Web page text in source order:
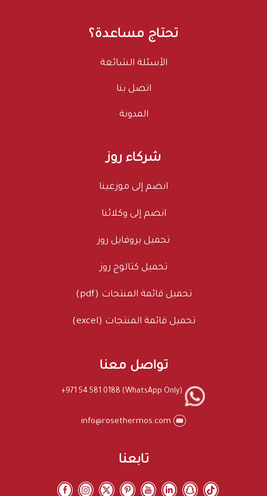
تحتاج مساعدة؟
الأسئلة الشائعة
اتصل بنا
المدونة
شركاء روز
انضم إلى موزعينا
انضم إلى وكلائنا
تحميل بروفايل روز
تحميل كتالوج روز
تحميل قائمة المنتجات (pdf)
تحميل قائمة المنتجات (excel)
تواصل معنا
+971 54 581 0188 (WhatsApp Only)
تابعنا